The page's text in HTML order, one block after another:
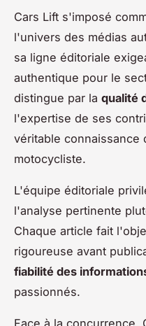
Cars Lift s'imposé
l'univers des médias
sa ligne éditoriale
authentique pour le
distingue par la qualité
l'expertise de ses
véritable connaissance
motocycliste.
L'équipe éditoriale
l'analyse pertinente
Chaque article fait
rigoureuse avant
fiabilité des
passionnés.